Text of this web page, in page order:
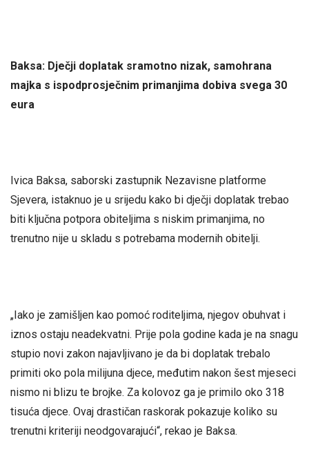
Baksa: Dječji doplatak sramotno nizak, samohrana
majka s ispodprosječnim primanjima dobiva svega 30
eura
Ivica Baksa, saborski zastupnik Nezavisne platforme
Sjevera, istaknuo je u srijedu kako bi dječji doplatak trebao
biti ključna potpora obiteljima s niskim primanjima, no
trenutno nije u skladu s potrebama modernih obitelji.
„Iako je zamišljen kao pomoć roditeljima, njegov obuhvat i
iznos ostaju neadekvatni. Prije pola godine kada je na snagu
stupio novi zakon najavljivano je da bi doplatak trebalo
primiti oko pola milijuna djece, međutim nakon šest mjeseci
nismo ni blizu te brojke. Za kolovoz ga je primilo oko 318
tisuća djece. Ovaj drastičan raskorak pokazuje koliko su
trenutni kriteriji neodgovarajući“, rekao je Baksa.